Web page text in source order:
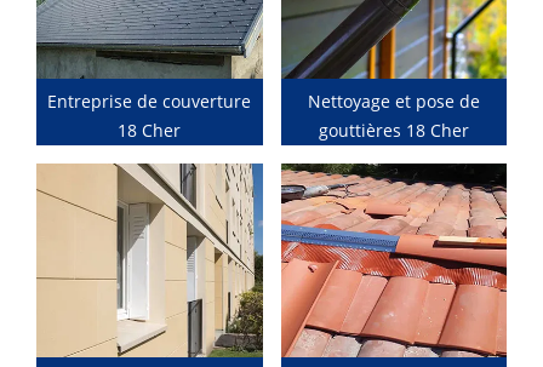
Entreprise de couverture
18 Cher
Nettoyage et pose de
gouttières 18 Cher